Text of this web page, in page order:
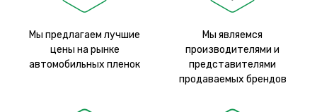
Мы предлагаем лучшие
цены на рынке
автомобильных пленок
Мы являемся
производителями и
представителями
продаваемых брендов